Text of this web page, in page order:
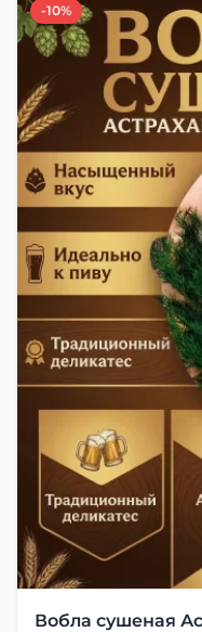
-10%
Вобла сушеная